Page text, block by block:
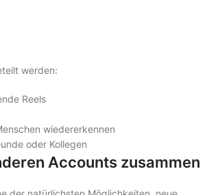
werden:
Reels
wiedererkennen
oder Kollegen
Accounts zusammen